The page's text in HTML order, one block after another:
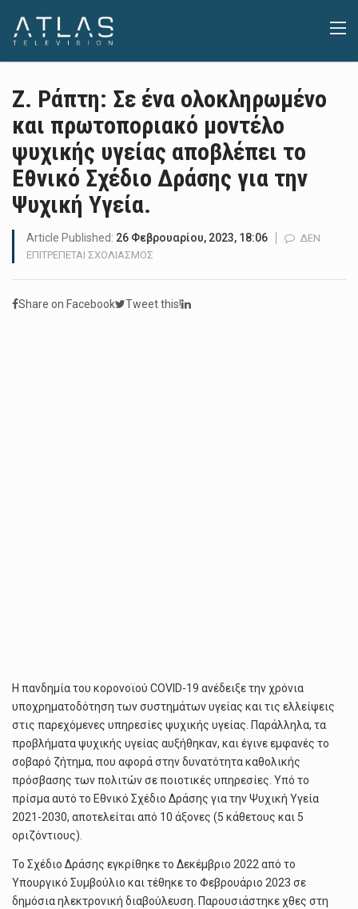
Ζ. Ράπτη: Σε ένα ολοκληρωμένο
και πρωτοποριακό μοντέλο
ψυχικής υγείας αποβλέπει το
Εθνικό Σχέδιο Δράσης για την
Ψυχική Υγεία.
Article Published: 26 Φεβρουαρίου, 2023, 18:06
ΔΕΝ
ΕΠΙΤΡΈΠΕΤΑΙ ΣΧΟΛΙΑΣΜΌΣ
ΣΕ
Share on Facebook Tweet this!
Η πανδημία του κορονοϊού COVID-19 ανέδειξε την χρόνια
υποχρηματοδότηση των συστημάτων υγείας και τις ελλείψεις
στις παρεχόμενες υπηρεσίες ψυχικής υγείας. Παράλληλα, τα
προβλήματα ψυχικής υγείας αυξήθηκαν, και έγινε εμφανές το
σοβαρό ζήτημα, που αφορά στην δυνατότητα καθολικής
πρόσβασης των πολιτών σε ποιοτικές υπηρεσίες. Υπό το
πρίσμα αυτό το Εθνικό Σχέδιο Δράσης για την Ψυχική Υγεία
2021-2030, αποτελείται από 10 άξονες (5 κάθετους και 5
οριζόντιους).
Το Σχέδιο Δράσης εγκρίθηκε το Δεκέμβριο 2022 από το
Υπουργικό Συμβούλιο και τέθηκε το Φεβρουάριο 2023 σε
δημόσια ηλεκτρονική διαβούλευση. Παρουσιάστηκε χθες στη